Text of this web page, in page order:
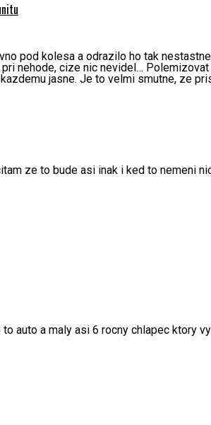
pod kolesa a odrazilo ho tak
nehode, cize nic nevidel…
jasne. Je to velmi smutne, ze
ze to bude asi inak i ked to nemeni
auto a maly asi 6 rocny chlapec ktory